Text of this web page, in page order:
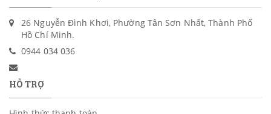
26 Nguyễn Đình Khơi, Phường Tân Sơn Nhất, Thành Phố
Hồ Chí Minh.
0944 034 036
HỖ TRỢ